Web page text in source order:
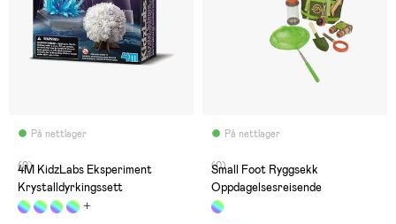
På nettlager
(0)
4M KidzLabs Eksperiment
Krystalldyrkingssett
På nettlager
(0)
Small Foot Ryggsekk
Oppdagelsesreisende